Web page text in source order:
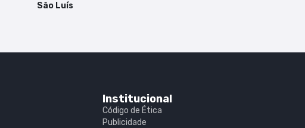
São Luís
Institucional
Código de Ética
Publicidade